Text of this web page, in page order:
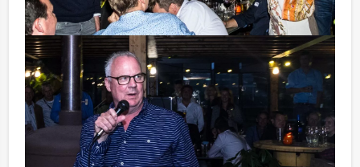
Tip:
Niet telkens uw knip hoeven trekken om uw drankje af
te rekenen? Voor € 13,50 per persoon per uur (excl.
BTW) kunt u gebruikmaken van het drankarrangement,
waarbij u onbeperkt kunt genieten van bier, fris,
huiswijn, koffie en thee. Zo komt u ook achteraf niet
voor verrassingen te staan!